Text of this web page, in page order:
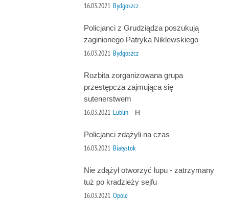
16.03.2021 Bydgoszcz
Policjanci z Grudziądza poszukują
zaginionego Patryka Niklewskiego
16.03.2021 Bydgoszcz
Rozbita zorganizowana grupa
przestępcza zajmująca się
sutenerstwem
16.03.2021 Lublin
Policjanci zdążyli na czas
16.03.2021 Białystok
Nie zdążył otworzyć łupu - zatrzymany
tuż po kradzieży sejfu
16.03.2021 Opole